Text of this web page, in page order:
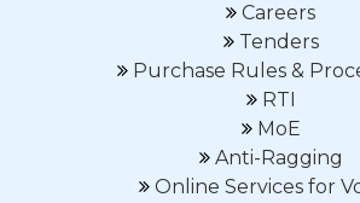
Careers
Tenders
Purchase Rules &
RTI
MoE
Anti-Ragging
Online Services for